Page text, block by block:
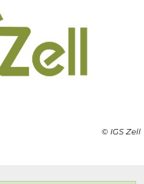
© IGS Zell